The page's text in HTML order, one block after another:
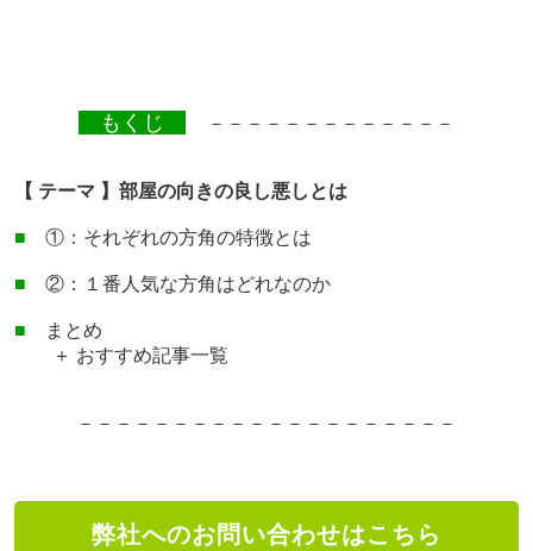
もくじ －－－－－－－－－－－－－
【 テーマ 】部屋の向きの良し悪しとは
■ ①：それぞれの方角の特徴とは
■ ②：１番人気な方角はどれなのか
■ まとめ
＋ おすすめ記事一覧
－－－－－－－－－－－－－－－－－－－－
弊社へのお問い合わせはこちら